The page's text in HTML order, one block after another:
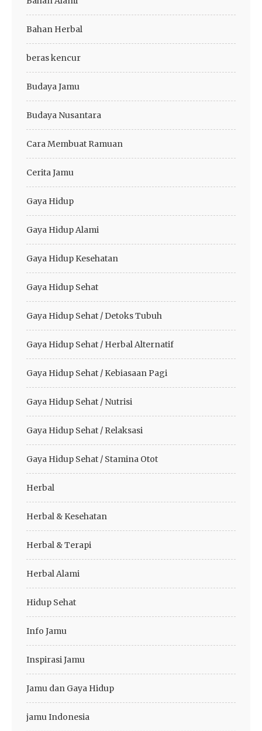
Bahan Herbal
beras kencur
Budaya Jamu
Budaya Nusantara
Cara Membuat Ramuan
Cerita Jamu
Gaya Hidup
Gaya Hidup Alami
Gaya Hidup Kesehatan
Gaya Hidup Sehat
Gaya Hidup Sehat / Detoks Tubuh
Gaya Hidup Sehat / Herbal Alternatif
Gaya Hidup Sehat / Kebiasaan Pagi
Gaya Hidup Sehat / Nutrisi
Gaya Hidup Sehat / Relaksasi
Gaya Hidup Sehat / Stamina Otot
Herbal
Herbal & Kesehatan
Herbal & Terapi
Herbal Alami
Hidup Sehat
Info Jamu
Inspirasi Jamu
Jamu dan Gaya Hidup
jamu Indonesia